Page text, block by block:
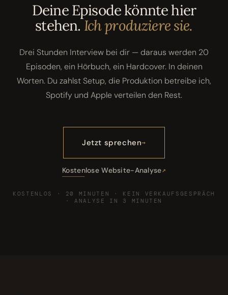
Deine Episode könnte hier
stehen.Ich produziere sie.
Drei Stunden Interview bei dir — daraus werden 20
Episoden, ein Hörbuch, ein Hardcover. In deinen
Worten. Du zahlst Setup, die Produktion betreibe ich,
Spotify und Apple verteilen den Rest.
Jetzt sprechen
Kostenlose Website-Analyse
KOSTENLOS · 20 MINUTEN · KEIN VERKAUFSGESPRÄCH
· ANALYSE IN 3 MINUTEN